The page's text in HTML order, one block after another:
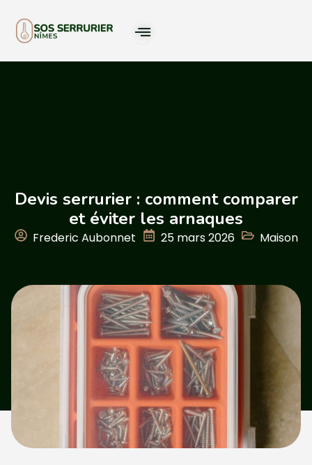
Devis serrurier : comment comparer
et éviter les arnaques
Frederic Aubonnet 25 mars 2026 Maison